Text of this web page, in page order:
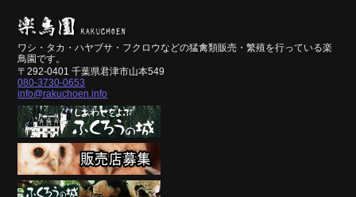
ワシ・タカ・ハヤブサ・フクロウなどの猛禽類販売・繁殖を行っている楽
鳥園です。
〒292-0401 千葉県君津市山本549
080-3730-0653
info@rakuchoen.info